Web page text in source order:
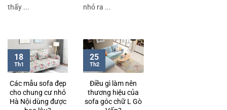
thấy ...
nhỏ ra ...
Các mẫu sofa đẹp
cho chung cư nhỏ
Hà Nội dùng được
18
Th1
Điều gì làm nên
thương hiệu của
sofa góc chữ L Gò
25
Th2